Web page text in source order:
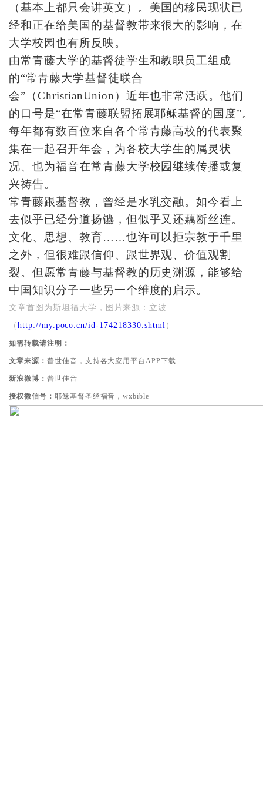
（基本上都只会讲英文）。美国的移民现状已
经和正在给美国的基督教带来很大的影响，在
大学校园也有所反映。
由常青藤大学的基督徒学生和教职员工组成
的“常青藤大学基督徒联合
会”（ChristianUnion）近年也非常活跃。他们
的口号是“在常青藤联盟拓展耶稣基督的国度”。
每年都有数百位来自各个常青藤高校的代表聚
集在一起召开年会，为各校大学生的属灵状
况、也为福音在常青藤大学校园继续传播或复
兴祷告。
常青藤跟基督教，曾经是水乳交融。如今看上
去似乎已经分道扬镳，但似乎又还藕断丝连。
文化、思想、教育……也许可以拒宗教于千里
之外，但很难跟信仰、跟世界观、价值观割
裂。但愿常青藤与基督教的历史渊源，能够给
中国知识分子一些另一个维度的启示。
文章首图为斯坦福大学，图片来源：立波
（ http://my.poco.cn/id-174218330.shtml ）
如需转载请注明：
文章来源： 普世佳音，支持各大应用平台APP下载
新浪微博： 普世佳音
授权微信号： 耶稣基督圣经福音，wxbible